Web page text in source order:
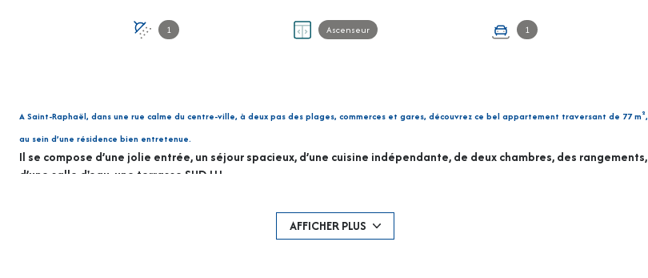
1 Ascenseur 1
A Saint-Raphaël, dans une rue calme du centre-ville, à deux pas des plages, commerces et gares, découvrez ce bel appartement traversant de 77 m²,
au sein d’une résidence bien entretenue.
Il se compose d’une jolie entrée, un séjour spacieux, d’une cuisine indépendante, de deux chambres, des rangements,
d’une salle d'eau, une terrasse SUD !!!
AFFICHER PLUS